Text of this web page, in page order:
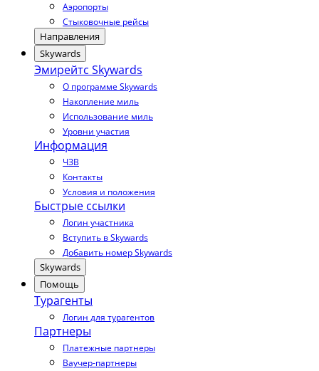
Аэропорты
Стыковочные рейсы
Направления
Skywards
Эмирейтс Skywards
О программе Skywards
Накопление миль
Использование миль
Уровни участия
Информация
ЧЗВ
Контакты
Условия и положения
Быстрые ссылки
Логин участника
Вступить в Skywards
Добавить номер Skywards
Skywards
Помощь
Турагенты
Логин для турагентов
Партнеры
Платежные партнеры
Ваучер-партнеры